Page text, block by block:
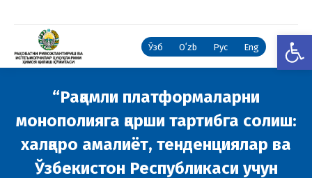
Ўзб Oʻzb Рус Eng
“Рақамли платформаларни
монополияга қарши тартибга солиш:
халқаро амалиёт, тенденциялар ва
Ўзбекистон Республикаси учун